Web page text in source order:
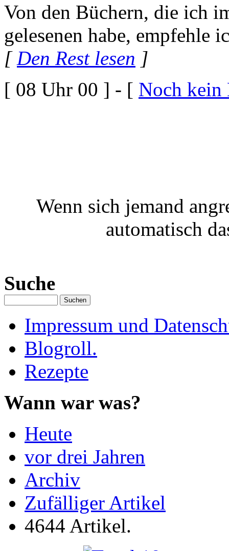
Von den Büchern, die ich
gelesenen habe, empfehle
[ Den Rest lesen ]
[ 08 Uhr 00 ] - [ Noch kein
Wenn sich jemand
automatisch
Suche
Impressum und
Blogroll.
Rezepte
Wann war was?
Heute
vor drei Jahren
Archiv
Zufälliger Artikel
4644 Artikel.